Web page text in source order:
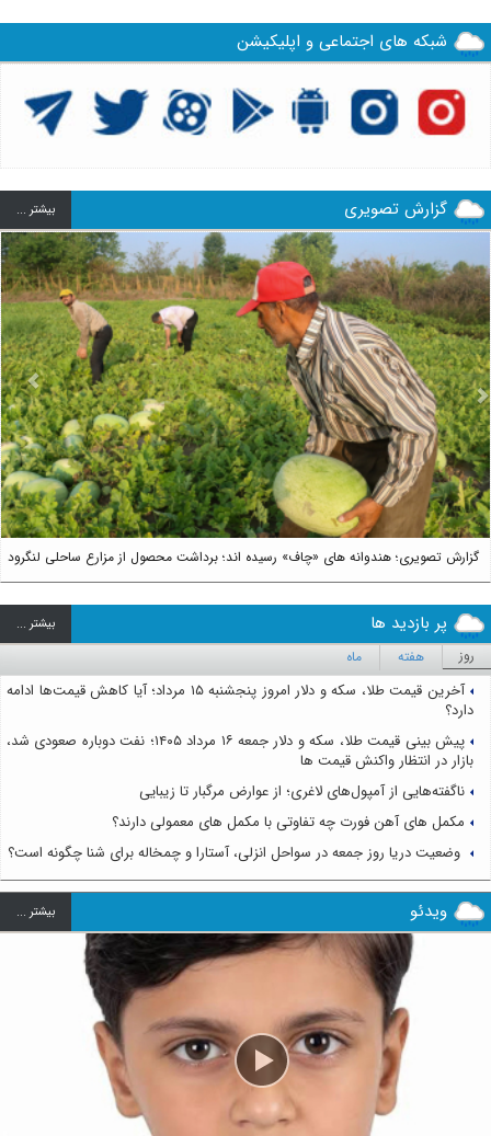
شبکه های اجتماعی و اپلیکیشن
گزارش تصویری بيشتر ...
گزارش تصویری؛ هندوانه های «چاف» رسیده اند؛ برداشت محصول از مزارع ساحلی لنگرود
Next
پر بازدید ها بيشتر ...
روز هفته ماه
آخرین قیمت طلا، سکه و دلار امروز پنجشنبه ۱۵ مرداد؛ آیا کاهش قیمت‌ها ادامه
دارد؟
پیش بینی قیمت طلا، سکه و دلار جمعه ۱۶ مرداد ۱۴۰۵؛ نفت دوباره صعودی شد،
بازار در انتظار واکنش قیمت ها
ناگفته‌هایی از آمپول‌های لاغری؛ از عوارض مرگبار تا زیبایی
مکمل های آهن فورت چه تفاوتی با مکمل های معمولی دارند؟
وضعیت دریا روز جمعه در سواحل انزلی، آستارا و چمخاله برای شنا چگونه است؟
ویدئو بيشتر ...